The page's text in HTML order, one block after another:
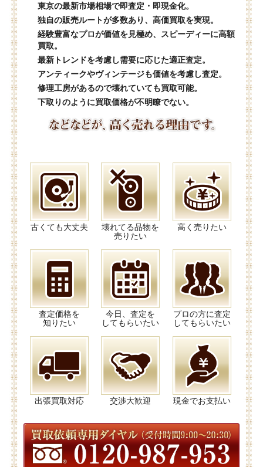
東京の最新市場相場で即査定・即現金化。
独自の販売ルートが多数あり、高価買取を実現。
経験豊富なプロが価値を見極め、スピーディーに高額
買取。
最新トレンドを考慮し需要に応じた適正査定。
アンティークやヴィンテージも価値を考慮し査定。
修理工房があるので壊れていても買取可能。
下取りのように買取価格が不明瞭でない。
古くても大丈夫
壊れてる品物を
売りたい
高く売りたい
査定価格を
知りたい
今日、査定を
してもらいたい
プロの方に査定
してもらいたい
出張買取対応 交渉大歓迎 現金でお支払い